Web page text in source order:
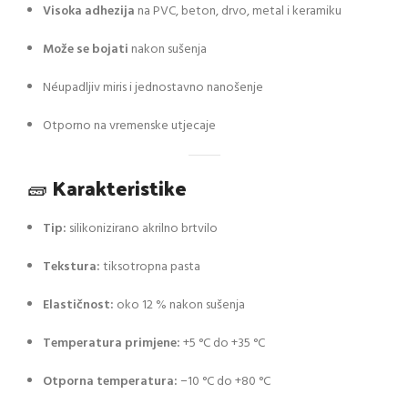
Visoka adhezija na PVC, beton, drvo, metal i keramiku
Može se bojati nakon sušenja
Néupadljiv miris i jednostavno nanošenje
Otporno na vremenske utjecaje
🧱 Karakteristike
Tip: silikonizirano akrilno brtvilo
Tekstura:tiksotropna pasta
Elastičnost: oko 12 % nakon sušenja
Temperatura primjene:+5 °C do +35 °C
Otporna temperatura: −10 °C do +80 °C